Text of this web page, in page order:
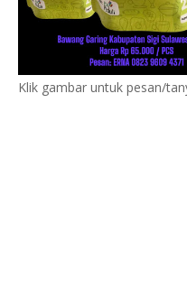
Klik gambar untuk pesan/